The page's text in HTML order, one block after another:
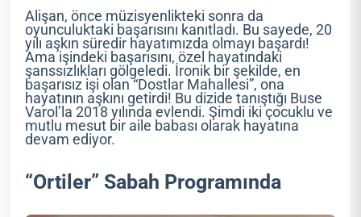
Alişan, önce müzisyenlikteki sonra da
oyunculuktaki başarısını kanıtladı. Bu sayede, 20
yılı aşkın süredir hayatımızda olmayı başardı!
Ama işindeki başarısını, özel hayatındaki
şanssızlıkları gölgeledi. İronik bir şekilde, en
başarısız işi olan “Dostlar Mahallesi”, ona
hayatının aşkını getirdi! Bu dizide tanıştığı Buse
Varol’la 2018 yılında evlendi. Şimdi iki çocuklu ve
mutlu mesut bir aile babası olarak hayatına
devam ediyor.
“Ortiler” Sabah Programında